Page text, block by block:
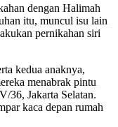
dengan Halimah
itu, muncul isu lain
pernikahan siri
kedua anaknya,
menabrak pintu
36, Jakarta Selatan.
kaca depan rumah